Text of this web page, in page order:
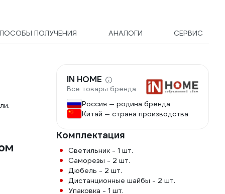
ПОЛУЧЕНИЯ АНАЛОГИ СЕРВИС
IN HOME
Все товары бренда
Россия — родина бренда
Китай — страна производства
Комплектация
Светильник - 1 шт.
Саморезы - 2 шт.
Дюбель - 2 шт.
Дистанционные шайбы - 2 шт.
Упаковка - 1 шт.